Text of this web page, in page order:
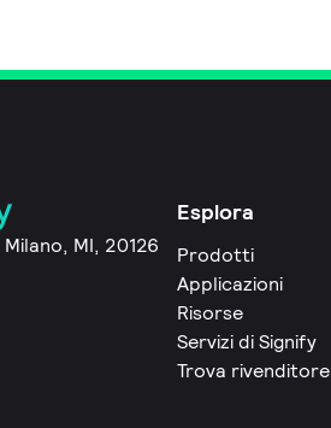
MI, 20126
Esplora
Prodotti
Applicazioni
Risorse
Servizi di Signify
Trova rivenditore